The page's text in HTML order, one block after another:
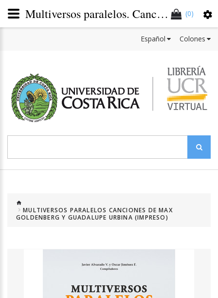
(0)
Colones
Español
MULTIVERSOS PARALELOS CANCIONES DE MAX
GOLDENBERG Y GUADALUPE URBINA (IMPRESO)
Multiversos paralelos. Canciones de Max Góldenberg y Guadalupe Urbina (Impreso)